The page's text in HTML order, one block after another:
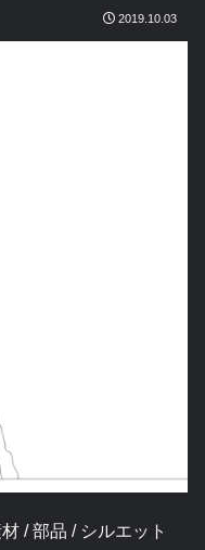
2019.10.03
/ 部品 / シルエット